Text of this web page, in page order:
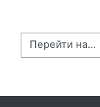
Перейти на...